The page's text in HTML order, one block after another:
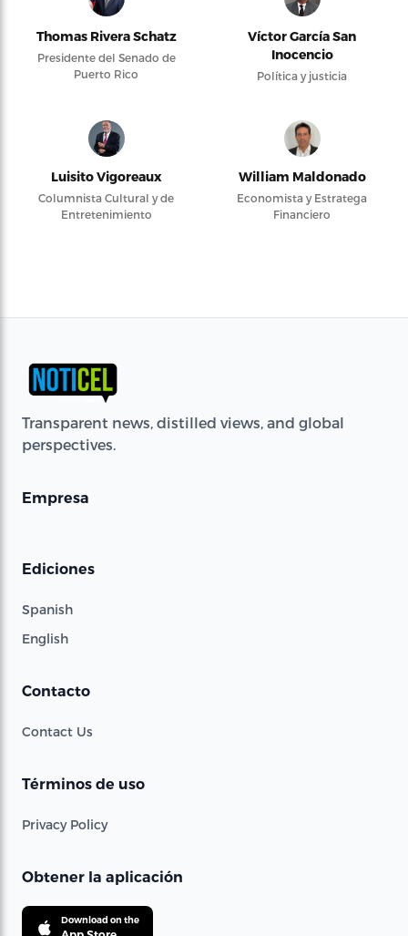
Thomas Rivera Schatz
Presidente del Senado de
Puerto Rico
Víctor García San
Inocencio
Política y justicia
Luisito Vigoreaux
Columnista Cultural y de
Entretenimiento
William Maldonado
Economista y Estratega
Financiero
Transparent news, distilled views, and global
perspectives.
Empresa
Ediciones
Spanish
English
Contacto
Contact Us
Términos de uso
Privacy Policy
Obtener la aplicación
Download on the